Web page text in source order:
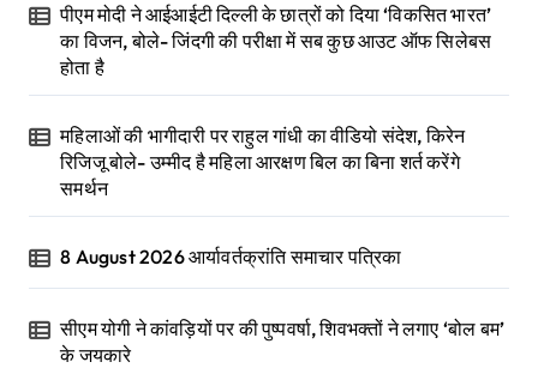
पीएम मोदी ने आईआईटी दिल्ली के छात्रों को दिया ‘विकसित भारत’
का विजन, बोले- जिंदगी की परीक्षा में सब कुछ आउट ऑफ सिलेबस
होता है
महिलाओं की भागीदारी पर राहुल गांधी का वीडियो संदेश, किरेन
रिजिजू बोले- उम्मीद है महिला आरक्षण बिल का बिना शर्त करेंगे
समर्थन
8 August 2026 आर्यावर्तक्रांति समाचार पत्रिका
सीएम योगी ने कांवड़ियों पर की पुष्पवर्षा, शिवभक्तों ने लगाए ‘बोल बम’
के जयकारे